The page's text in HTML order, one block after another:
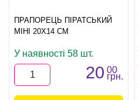
ПРАПОРЕЦЬ ПІРАТСЬКИЙ
МІНІ 20Х14 СМ
У наявності 58 шт.
20 00
грн.